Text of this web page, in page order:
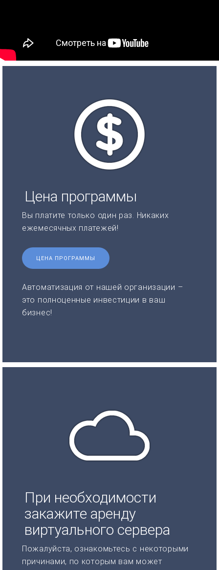
Цена программы
Вы платите только один раз. Никаких
ежемесячных платежей!
ЦЕНА ПРОГРАММЫ
Автоматизация от нашей организации –
это полноценные инвестиции в ваш
бизнес!
При необходимости
закажите аренду
виртуального сервера
Пожалуйста, ознакомьтесь с некоторыми
причинами, по которым вам может